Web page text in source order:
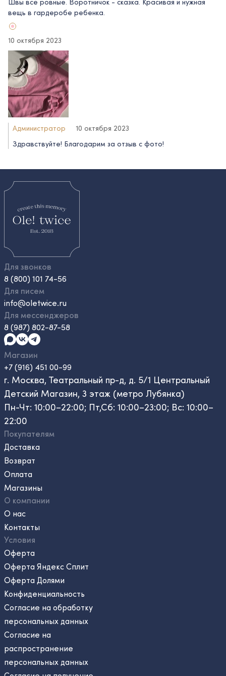
вещь в гардеробе ребенка.
10 октября 2023
Администратор
10 октября 2023
Здравствуйте! Благодарим за отзыв с фото!
Для звонков
8 (800) 101 74-56
Для писем
info@oletwice.ru
Для мессенджеров
8 (987) 802-87-58
Магазин
+7 (916) 451 00-99
г. Москва, Театральный пр-д, д. 5/1 Центральный
Детский Магазин, 3 этаж (метро Лубянка)
Пн-Чт: 10:00–22:00; Пт,Сб: 10:00–23:00; Вс: 10:00–
22:00
Покупателям
Доставка
Возврат
Оплата
Магазины
О компании
О нас
Контакты
Условия
Оферта
Оферта Яндекс Сплит
Оферта Долями
Конфиденциальность
Согласие на обработку
персональных данных
Согласие на
распространение
персональных данных